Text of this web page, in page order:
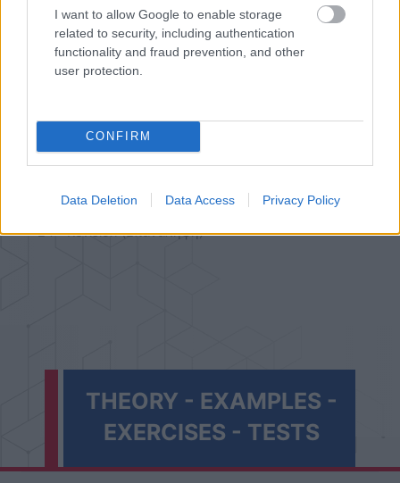
I want to allow Google to enable storage
related to security, including authentication
functionality and fraud prevention, and other
user protection.
CONFIRM
Data Deletion Data Access Privacy Policy
Ανώμαλος)
Time (Ώρα – Χρόνος) / Dates (Ημερομηνίες) /
Ordinal Numbers (Τακτικοί Αριθμοί / Time
Someone – Somebody (Κάποιος – Κάποια) /
Something (Κάτι) / Somewhere Κάπου) / etc
noone, nobody, nothing, nowhere.
24 Revision (Επανάληψη)
THEORY - EXAMPLES -
EXERCISES - TESTS